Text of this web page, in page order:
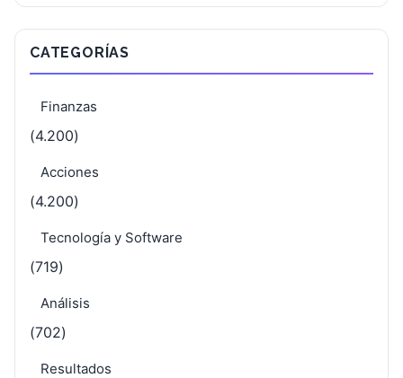
CATEGORÍAS
Finanzas
(4.200)
Acciones
(4.200)
Tecnología y Software
(719)
Análisis
(702)
Resultados